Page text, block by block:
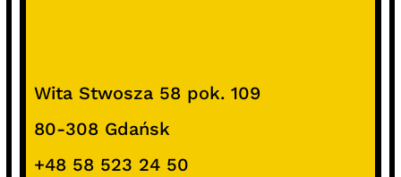
Wita Stwosza 58 pok. 109
80-308 Gdańsk
+48 58 523 24 50